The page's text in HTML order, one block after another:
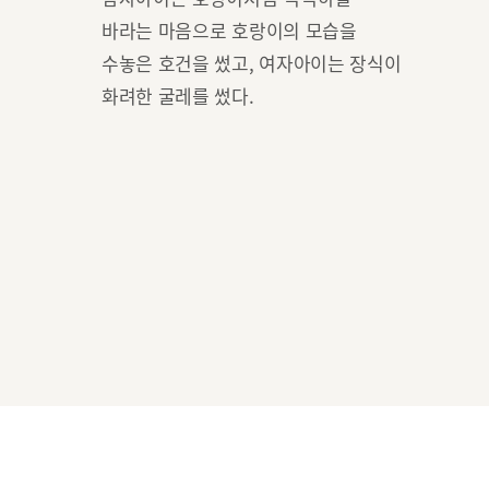
바라는 마음으로 호랑이의 모습을
수놓은 호건을 썼고, 여자아이는 장식이
화려한 굴레를 썼다.